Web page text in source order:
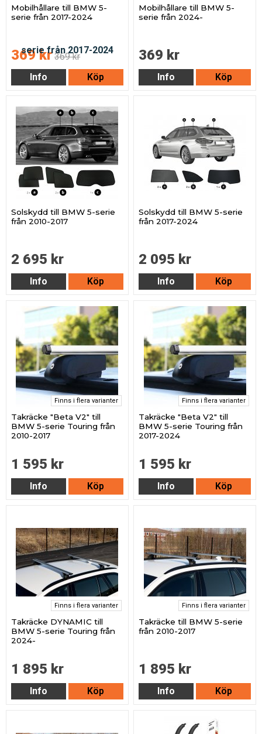
Mobilhållare till BMW 5-
serie från 2017-2024
369 kr 369 kr
Info
Köp
Mobilhållare till BMW 5-
serie från 2024-
369 kr
Info Köp
Solskydd till BMW 5-serie
från 2010-2017
2 695 kr
Info Köp
Solskydd till BMW 5-serie
från 2017-2024
2 095 kr
Info Köp
Finns i flera varianter
Takräcke "Beta V2" till
BMW 5-serie Touring från
2010-2017
1 595 kr
Info Köp
Finns i flera varianter
Takräcke "Beta V2" till
BMW 5-serie Touring från
2017-2024
1 595 kr
Info Köp
Finns i flera varianter
Takräcke DYNAMIC till
BMW 5-serie Touring från
2024-
1 895 kr
Info Köp
Finns i flera varianter
Takräcke till BMW 5-serie
från 2010-2017
1 895 kr
Info Köp